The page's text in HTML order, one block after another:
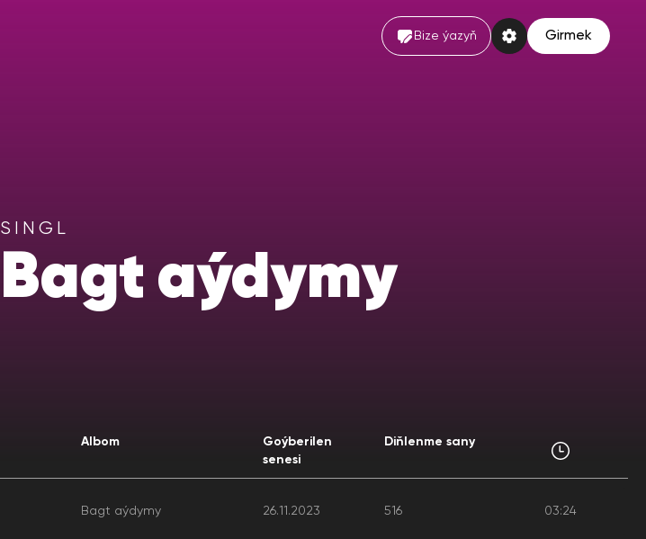
Bize ýazyň Girmek
SINGL
Bagt aýdymy
Albom
Goýberilen
senesi
Diňlenme sany
Bagt aýdymy 26.11.2023 516 03:24